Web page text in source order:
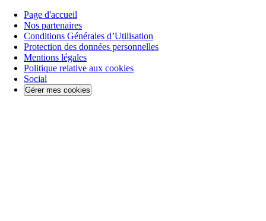
Page d'accueil
Nos partenaires
Conditions Générales d’Utilisation
Protection des données personnelles
Mentions légales
Politique relative aux cookies
Social
Gérer mes cookies